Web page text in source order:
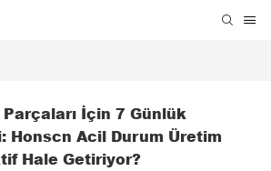
İçin 7 Günlük
Honscn Acil Durum Üretim
Hale Getiriyor?